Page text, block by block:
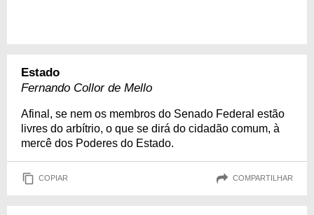
Estado
Fernando Collor de Mello
Afinal, se nem os membros do Senado Federal estão
livres do arbítrio, o que se dirá do cidadão comum, à
mercê dos Poderes do Estado.
COPIAR COMPARTILHAR